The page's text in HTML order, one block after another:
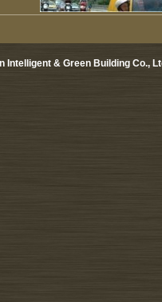
Intelligent & Green Building Co.,